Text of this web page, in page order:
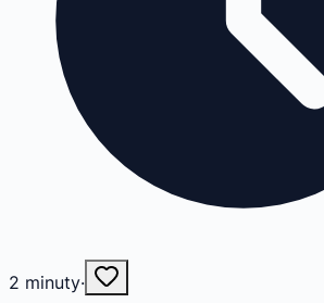
2 minuty·